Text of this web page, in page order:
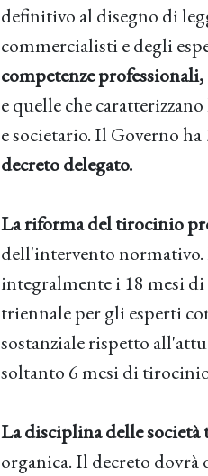
definitivo al disegno di
commercialisti e degli
competenze professionali,
e quelle che
e societario. Il Governo ha
decreto delegato.
La riforma del tirocinio
dell'intervento
integralmente i 18 mesi
triennale per gli esperti
sostanziale rispetto
soltanto 6 mesi di
La disciplina delle
organica. Il decreto